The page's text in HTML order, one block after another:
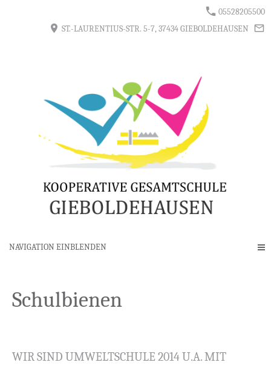
05528205500
ST.-LAURENTIUS-STR. 5-7, 37434 GIEBOLDEHAUSEN
NAVIGATION EINBLENDEN
Schulbienen
WIR SIND UMWELTSCHULE 2014 U.A. MIT